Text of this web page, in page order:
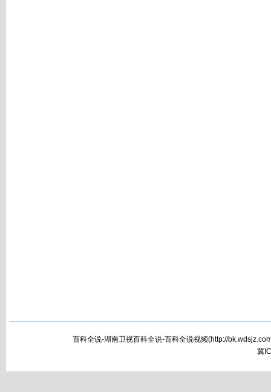
百科全说-湖南卫视百科全说-百科全说视频(http://
冀